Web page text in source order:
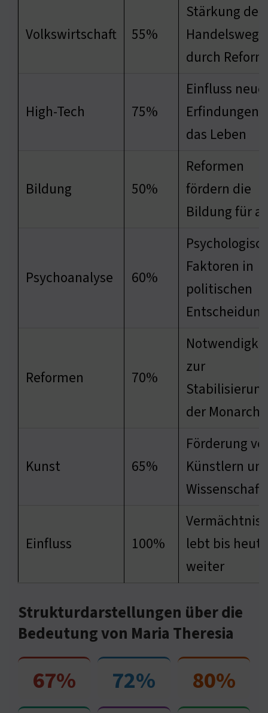
Volkswirtschaft 55%
Stärkung der
Handelswege
durch
High-Tech 75%
Einfluss
Erfindungen
das Leben
Bildung 50%
Reformen
fördern die
Bildung für
Psychoanalyse 60%
Faktoren in
politischen
Reformen 70%
zur
Stabilisierung
der
Kunst 65%
Förderung
Künstlern
Einfluss 100%
Vermächtnis
lebt bis heute
weiter
Strukturdarstellungen über die
Bedeutung von Maria Theresia
67% 72%
80%